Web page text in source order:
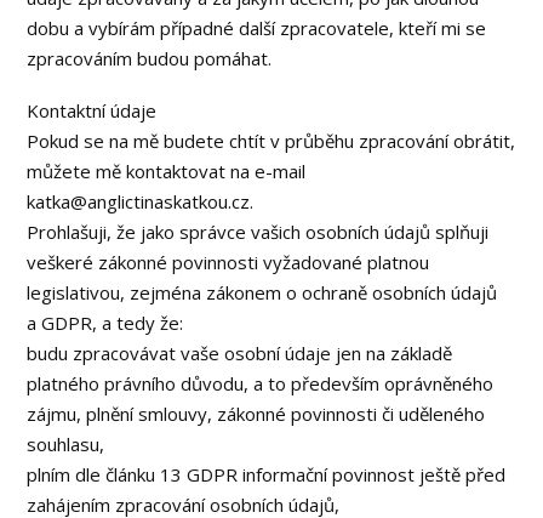
dobu a vybírám případné další zpracovatele, kteří mi se
zpracováním budou pomáhat.
Kontaktní údaje
Pokud se na mě budete chtít v průběhu zpracování obrátit,
můžete mě kontaktovat na e-mail
katka@anglictinaskatkou.cz.
Prohlašuji, že jako správce vašich osobních údajů splňuji
veškeré zákonné povinnosti vyžadované platnou
legislativou, zejména zákonem o ochraně osobních údajů
a GDPR, a tedy že:
budu zpracovávat vaše osobní údaje jen na základě
platného právního důvodu, a to především oprávněného
zájmu, plnění smlouvy, zákonné povinnosti či uděleného
souhlasu,
plním dle článku 13 GDPR informační povinnost ještě před
zahájením zpracování osobních údajů,